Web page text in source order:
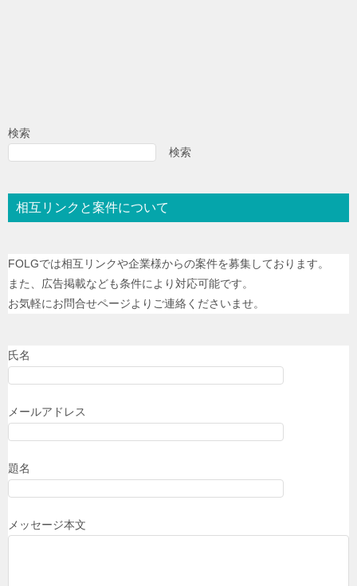
検索
検索
相互リンクと案件について
FOLGでは相互リンクや企業様からの案件を募集しております。
また、広告掲載なども条件により対応可能です。
お気軽にお問合せページよりご連絡くださいませ。
氏名
メールアドレス
題名
メッセージ本文